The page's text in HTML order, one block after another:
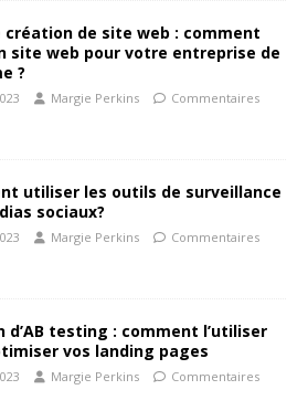
création de site web : comment
site web pour votre entreprise de
?
Margie Perkins
Commentaires
utiliser les outils de surveillance
sociaux?
Margie Perkins
Commentaires
d’AB testing : comment l’utiliser
vos landing pages
Margie Perkins
Commentaires